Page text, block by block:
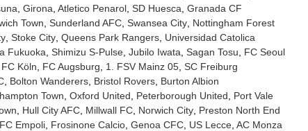
Girona Atletico Penarol SD Huesca Granada CF
Town Sunderland AFC Swansea City Nottingham Forest
Stoke City Queens Park Rangers Universidad Catolica
Fukuoka Shimizu S-Pulse Jubilo Iwata Sagan Tosu
FC Seoul
Köln FC Augsburg 1. FSV Mainz 05 SC Freiburg
Bolton Wanderers Bristol Rovers Burton Albion
Town Oxford United Peterborough United
Port Vale
Hull City AFC Millwall FC Norwich City Preston North End
FC Empoli Frosinone Calcio Genoa CFC US Lecce AC Monza